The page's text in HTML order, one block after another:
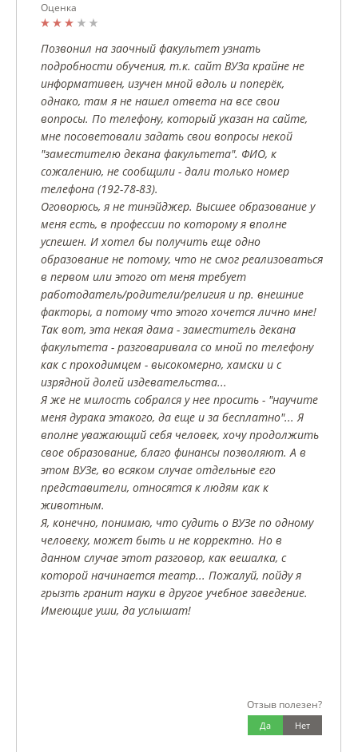
Оценка
Позвонил на заочный факультет узнать
подробности обучения, т.к. сайт ВУЗа крайне не
информативен, изучен мной вдоль и поперёк,
однако, там я не нашел ответа на все свои
вопросы. По телефону, который указан на сайте,
мне посоветовали задать свои вопросы некой
"заместителю декана факультета". ФИО, к
сожалению, не сообщили - дали только номер
телефона (192-78-83).
Оговорюсь, я не тинэйджер. Высшее образование у
меня есть, в профессии по которому я вполне
успешен. И хотел бы получить еще одно
образование не потому, что не смог реализоваться
в первом или этого от меня требует
работодатель/родители/религия и пр. внешние
факторы, а потому что этого хочется лично мне!
Так вот, эта некая дама - заместитель декана
факультета - разговаривала со мной по телефону
как с проходимцем - высокомерно, хамски и с
изрядной долей издевательства...
Я же не милость собрался у нее просить - "научите
меня дурака этакого, да еще и за бесплатно"... Я
вполне уважающий себя человек, хочу продолжить
свое образование, благо финансы позволяют. А в
этом ВУЗе, во всяком случае отдельные его
представители, относятся к людям как к
животным.
Я, конечно, понимаю, что судить о ВУЗе по одному
человеку, может быть и не корректно. Но в
данном случае этот разговор, как вешалка, с
которой начинается театр... Пожалуй, пойду я
грызть гранит науки в другое учебное заведение.
Имеющие уши, да услышат!
Отзыв полезен?
Нет
Да